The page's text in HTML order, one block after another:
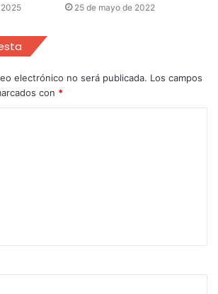
25 de mayo de 2022
electrónico no será publicada. Los campos
con *